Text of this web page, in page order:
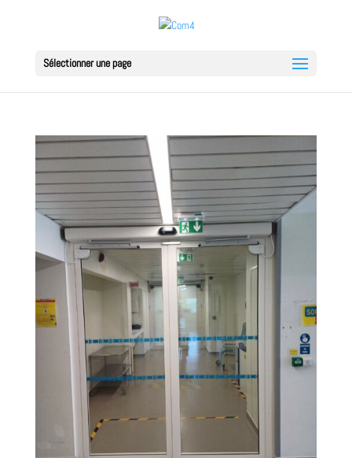
Sélectionner une page